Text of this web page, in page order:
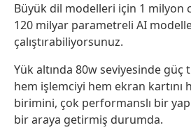
Büyük dil modelleri için 1 milyon
120 milyar parametreli AI
çalıştırabiliyorsunuz.
Yük altında 80w seviyesinde güç
hem işlemciyi hem ekran kartını
birimini, çok performanslı bir
bir araya getirmiş durumda.